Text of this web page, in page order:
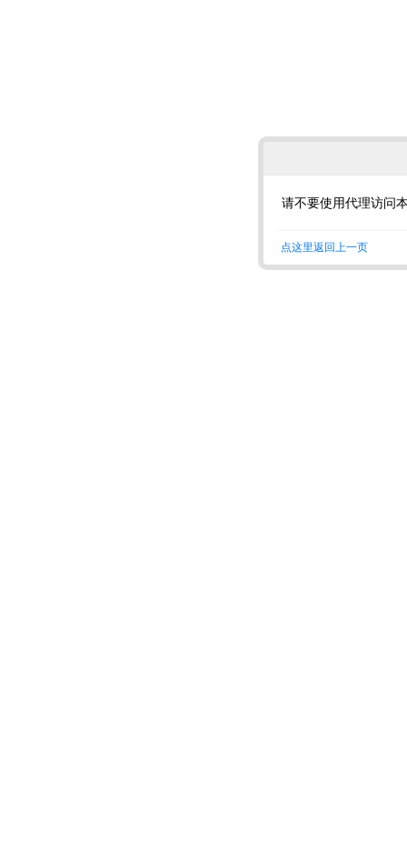
请不要使用代理访问
点这里返回上一页